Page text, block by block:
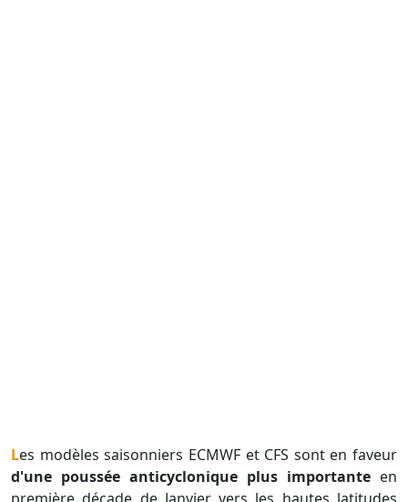
Les modèles saisonniers ECMWF et CFS sont en faveur
d'une poussée anticyclonique plus importante en